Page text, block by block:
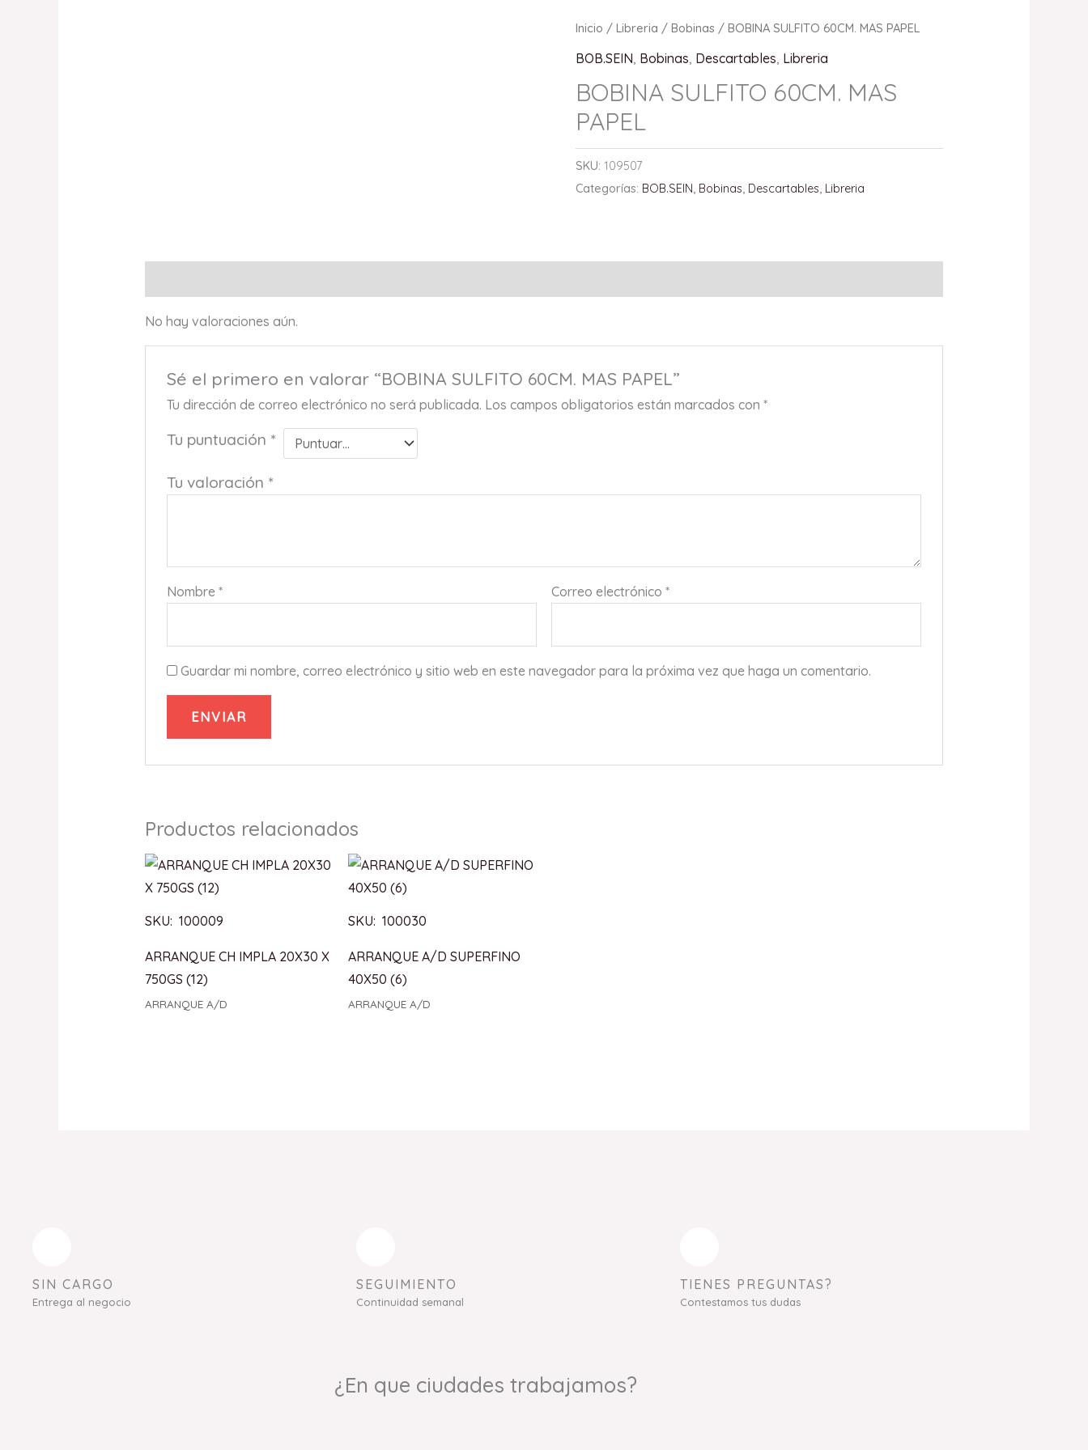
Inicio /Libreria /Bobinas / BOBINA SULFITO 60CM. MAS PAPEL
BOB.SEIN, Bobinas, Descartables, Libreria
BOBINA SULFITO 60CM. MAS
PAPEL
SKU:109507
Categorías: BOB.SEIN, Bobinas, Descartables, Libreria
No hay valoraciones aún.
Sé el primero en valorar “BOBINA SULFITO 60CM. MAS PAPEL”
Tu dirección de correo electrónico no será publicada. Los campos obligatorios están marcados con*
Tu puntuación *
Tu valoración *
Nombre* Correo electrónico*
Guardar mi nombre, correo electrónico y sitio web en este navegador para la próxima vez que haga un comentario.
Productos relacionados
SKU: 100009
ARRANQUE CH IMPLA 20X30 X
750GS (12)
ARRANQUE A/D
SKU: 100030
ARRANQUE A/D SUPERFINO
40X50 (6)
ARRANQUE A/D
SIN CARGO
Entrega al negocio
SEGUIMIENTO
Continuidad semanal
TIENES PREGUNTAS?
Contestamos tus dudas
¿En que ciudades trabajamos?